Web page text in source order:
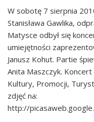
W sobotę 7 sierpnia
Stanisława Gawlika,
Matysce odbył się
umiejętności
Janusz Kohut. Partie
Anita Maszczyk.
Kultury, Promocji,
zdjęć na:
http://